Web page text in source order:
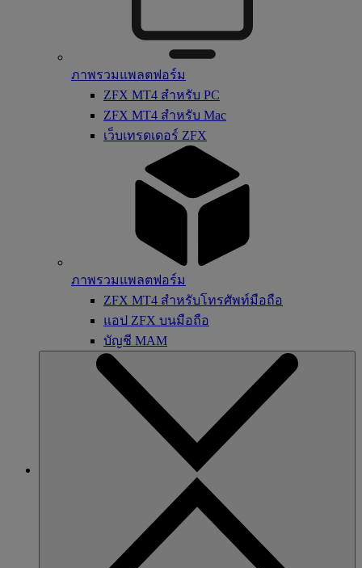
ภาพรวมแพลตฟอร์ม
ZFX MT4 สำหรับ PC
ZFX MT4 สำหรับ Mac
เว็บเทรดเดอร์ ZFX
ภาพรวมแพลตฟอร์ม
ZFX MT4 สำหรับโทรศัพท์มือถือ
แอป ZFX บนมือถือ
บัญชี MAM